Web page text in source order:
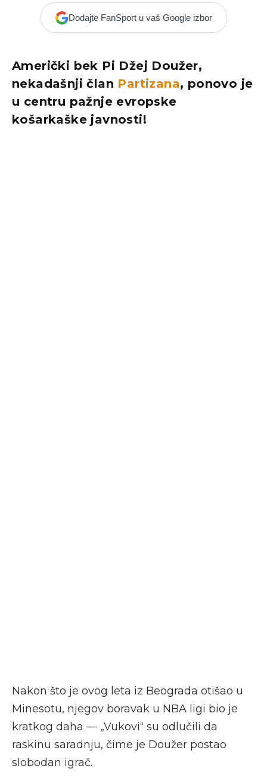
Dodajte FanSport u vaš Google izbor
Američki bek Pi Džej Doužer,
nekadašnji član Partizana, ponovo je
u centru pažnje evropske
košarkaške javnosti!
Nakon što je ovog leta iz Beograda otišao u
Minesotu, njegov boravak u NBA ligi bio je
kratkog daha — „Vukovi“ su odlučili da
raskinu saradnju, čime je Doužer postao
slobodan igrač.